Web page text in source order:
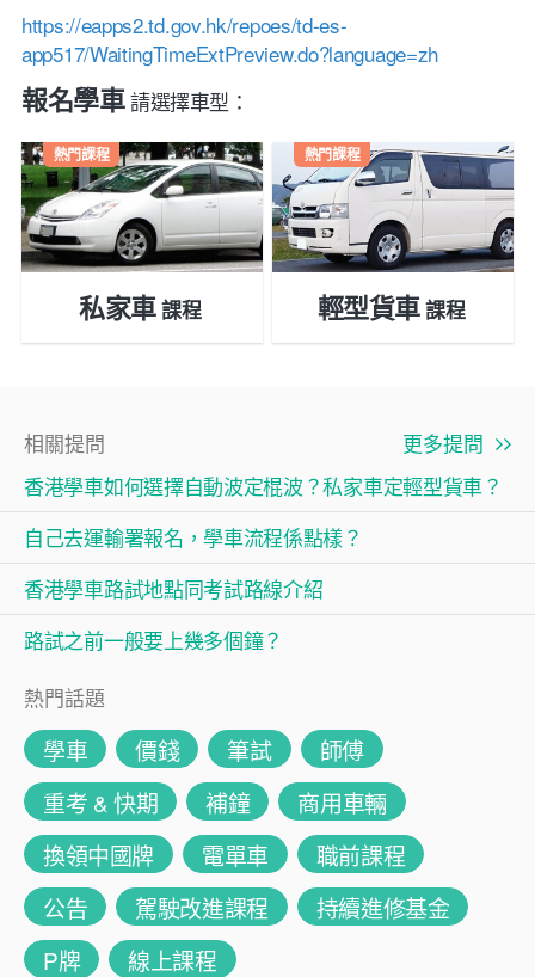
https://eapps2.td.gov.hk/repoes/td-es-
app517/WaitingTimeExtPreview.do?language=zh
報名學車請選擇車型：
熱門課程
私家車課程
熱門課程
輕型貨車課程
相關提問
更多提問
香港學車如何選擇自動波定棍波？私家車定輕型貨車？
自己去運輸署報名，學車流程係點樣？
香港學車路試地點同考試路線介紹
路試之前一般要上幾多個鐘？
熱門話題
學車 價錢 筆試
師傅
重考 & 快期
補鐘
商用車輛
換領中國牌
電單車
職前課程
公告
駕駛改進課程
持續進修基金
P牌
線上課程